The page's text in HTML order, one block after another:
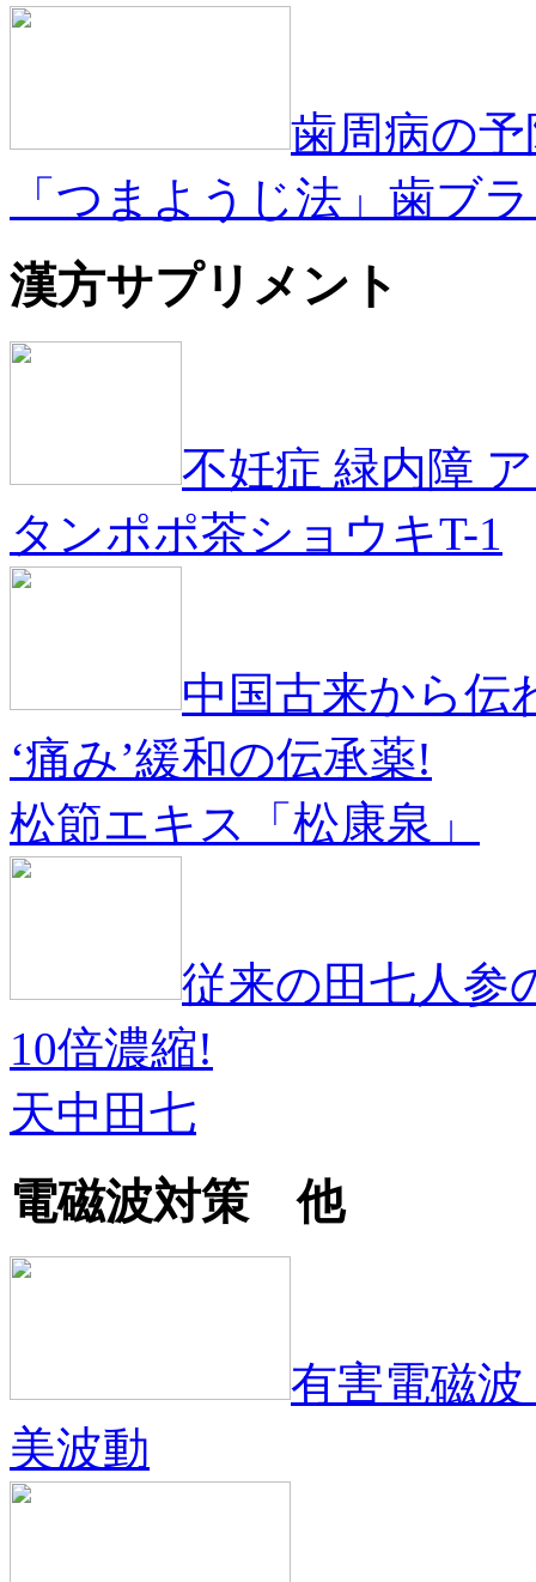
歯周病の
「つまようじ法」歯ブ
漢方サプリメント
不妊症 緑内障
タンポポ茶ショウキT-1
中国古来から伝
‘痛み’緩和の伝承薬!
松節エキス「松康泉」
従来の田七人参
10倍濃縮!
天中田七
電磁波対策 他
有害電磁
美波動